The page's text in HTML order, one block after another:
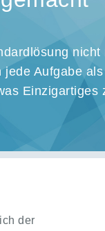
nicht
jede Aufgabe als
Einzigartiges
der